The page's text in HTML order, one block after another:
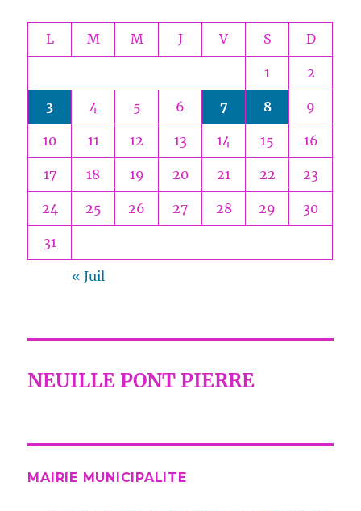
L M M J V S D
1 2
3 4 5 6 7 8 9
10 11 12 13 14 15 16
17 18 19 20 21 22 23
24 25 26 27 28 29 30
31
« Juil
NEUILLE PONT PIERRE
MAIRIE MUNICIPALITE